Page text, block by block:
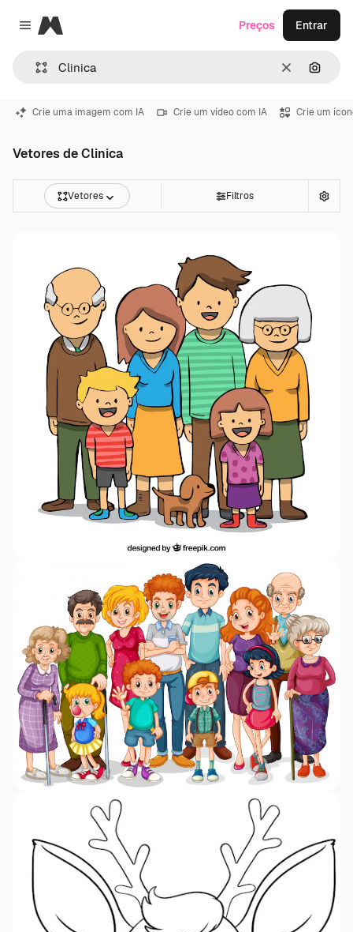
Close menu
Magnific
Limpar
Preços Entrar
Crie uma imagem com IA Crie um vídeo com IA Crie um
Vetores de Clinica
Vetores Filtros